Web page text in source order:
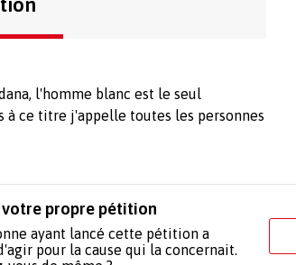
l'homme blanc est le seul
à ce titre j'appelle toutes les personnes
votre propre pétition
ayant lancé cette pétition a
pour la cause qui la concernait.